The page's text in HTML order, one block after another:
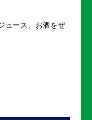
ュース、お酒をぜ